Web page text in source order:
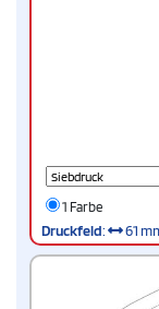
1 Farbe
Druckfeld: 61